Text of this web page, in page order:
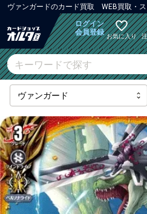
ヴァンガードのカード買取 WEB買取・
ログイン
会員登録 お気に入り
最新弾
【DZ】ブースター